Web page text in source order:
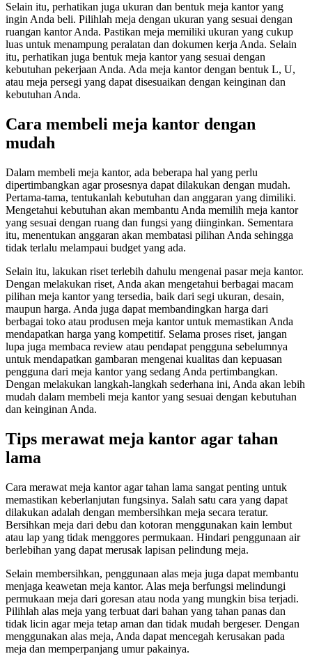
Selain itu, perhatikan juga ukuran dan bentuk meja kantor yang
ingin Anda beli. Pilihlah meja dengan ukuran yang sesuai dengan
ruangan kantor Anda. Pastikan meja memiliki ukuran yang cukup
luas untuk menampung peralatan dan dokumen kerja Anda. Selain
itu, perhatikan juga bentuk meja kantor yang sesuai dengan
kebutuhan pekerjaan Anda. Ada meja kantor dengan bentuk L, U,
atau meja persegi yang dapat disesuaikan dengan keinginan dan
kebutuhan Anda.
Cara membeli meja kantor dengan
mudah
Dalam membeli meja kantor, ada beberapa hal yang perlu
dipertimbangkan agar prosesnya dapat dilakukan dengan mudah.
Pertama-tama, tentukanlah kebutuhan dan anggaran yang dimiliki.
Mengetahui kebutuhan akan membantu Anda memilih meja kantor
yang sesuai dengan ruang dan fungsi yang diinginkan. Sementara
itu, menentukan anggaran akan membatasi pilihan Anda sehingga
tidak terlalu melampaui budget yang ada.
Selain itu, lakukan riset terlebih dahulu mengenai pasar meja kantor.
Dengan melakukan riset, Anda akan mengetahui berbagai macam
pilihan meja kantor yang tersedia, baik dari segi ukuran, desain,
maupun harga. Anda juga dapat membandingkan harga dari
berbagai toko atau produsen meja kantor untuk memastikan Anda
mendapatkan harga yang kompetitif. Selama proses riset, jangan
lupa juga membaca review atau pendapat pengguna sebelumnya
untuk mendapatkan gambaran mengenai kualitas dan kepuasan
pengguna dari meja kantor yang sedang Anda pertimbangkan.
Dengan melakukan langkah-langkah sederhana ini, Anda akan lebih
mudah dalam membeli meja kantor yang sesuai dengan kebutuhan
dan keinginan Anda.
Tips merawat meja kantor agar tahan
lama
Cara merawat meja kantor agar tahan lama sangat penting untuk
memastikan keberlanjutan fungsinya. Salah satu cara yang dapat
dilakukan adalah dengan membersihkan meja secara teratur.
Bersihkan meja dari debu dan kotoran menggunakan kain lembut
atau lap yang tidak menggores permukaan. Hindari penggunaan air
berlebihan yang dapat merusak lapisan pelindung meja.
Selain membersihkan, penggunaan alas meja juga dapat membantu
menjaga keawetan meja kantor. Alas meja berfungsi melindungi
permukaan meja dari goresan atau noda yang mungkin bisa terjadi.
Pilihlah alas meja yang terbuat dari bahan yang tahan panas dan
tidak licin agar meja tetap aman dan tidak mudah bergeser. Dengan
menggunakan alas meja, Anda dapat mencegah kerusakan pada
meja dan memperpanjang umur pakainya.